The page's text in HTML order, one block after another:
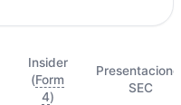
Insider
(Form
4)
SEC